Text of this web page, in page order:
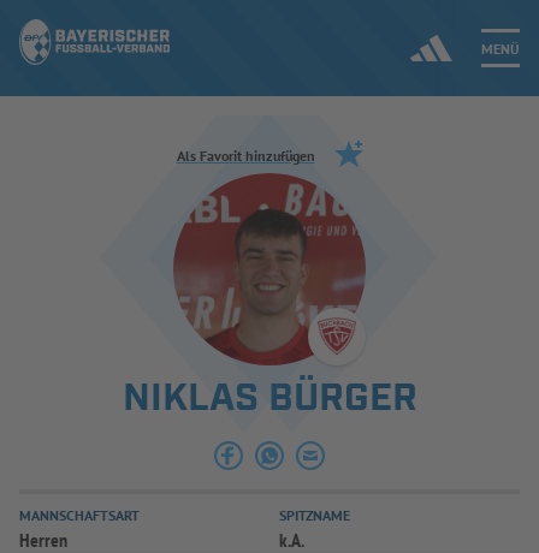
MENÜ
Jetzt einloggen
ERGEBNISSE & WETTBEWERBE
SPIELBETRIEB & VERBANDSLEBEN
AUSBILDUNG & FÖRDERUNG
Als Favorit hinzufügen
NIKLAS BÜRGER
MANNSCHAFTSART
Herren
SPITZNAME
k.A.